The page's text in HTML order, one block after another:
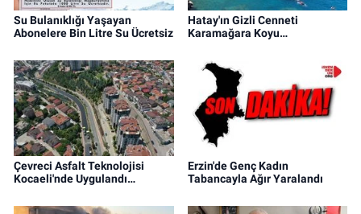
Su Bulanıklığı Yaşayan
Abonelere Bin Litre Su Ücretsiz
Hatay'ın Gizli Cenneti
Karamağara Koyu…
Çevreci Asfalt Teknolojisi
Kocaeli'nde Uygulandı…
Erzin'de Genç Kadın
Tabancayla Ağır Yaralandı